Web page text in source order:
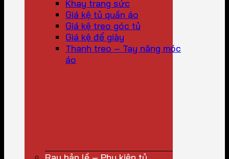
Khay trang sức
Giá kệ tủ quần áo
Giá kệ treo góc tủ
Giá kệ để giày
Thanh treo – Tay nâng móc
áo